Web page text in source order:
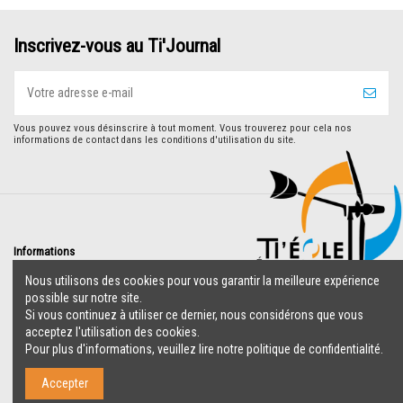
Inscrivez-vous au Ti'Journal
Vous pouvez vous désinscrire à tout moment. Vous trouverez pour cela nos
informations de contact dans les conditions d'utilisation du site.
Informations
Livraison
Mentions
légales
Accueil
Nous utilisons des cookies pour vous garantir la meilleure expérience
possible sur notre site.
Si vous continuez à utiliser ce dernier, nous considérons que vous
acceptez l'utilisation des cookies.
Pour plus d'informations, veuillez lire notre politique de confidentialité.
Accepter